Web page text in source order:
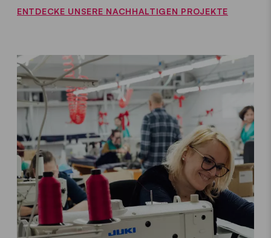
ENTDECKE UNSERE NACHHALTIGEN PROJEKTE